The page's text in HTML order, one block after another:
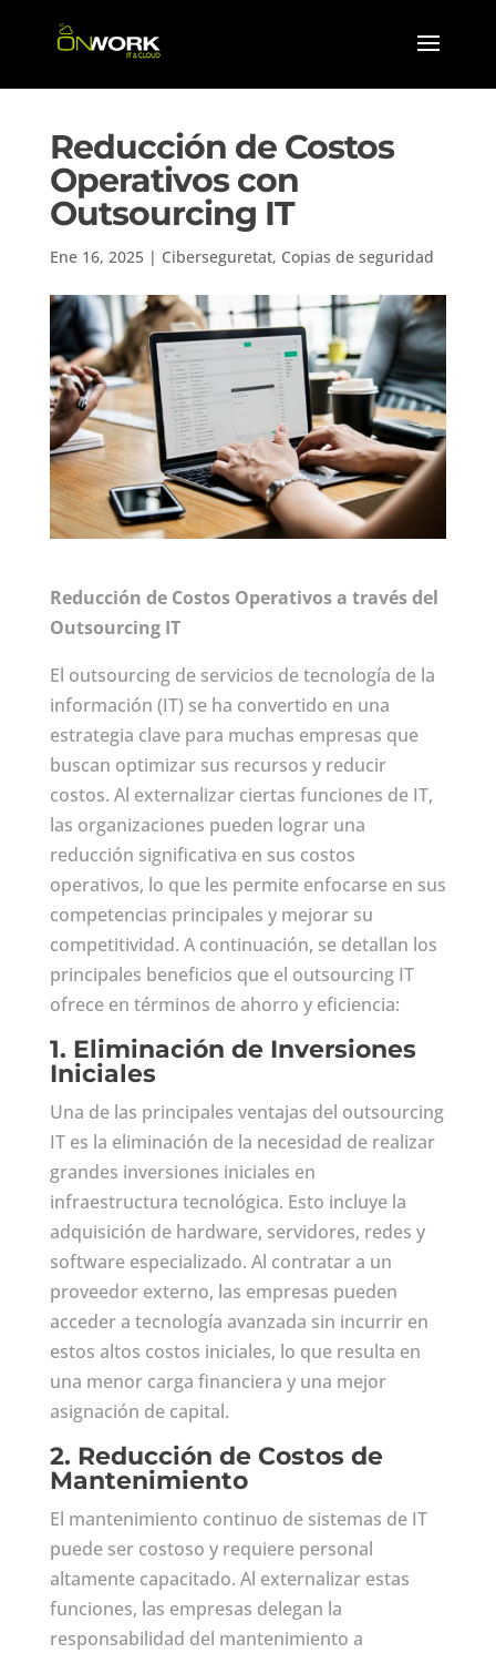
Reducción de Costos
Operativos con
Outsourcing IT
Ene 16, 2025| Ciberseguretat, Copias de seguridad
Reducción de Costos Operativos a través del
Outsourcing IT
El outsourcing de servicios de tecnología de la
información (IT) se ha convertido en una
estrategia clave para muchas empresas que
buscan optimizar sus recursos y reducir
costos. Al externalizar ciertas funciones de IT,
las organizaciones pueden lograr una
reducción significativa en sus costos
operativos, lo que les permite enfocarse en sus
competencias principales y mejorar su
competitividad. A continuación, se detallan los
principales beneficios que el outsourcing IT
ofrece en términos de ahorro y eficiencia:
1. Eliminación de Inversiones
Iniciales
Una de las principales ventajas del outsourcing
IT es la eliminación de la necesidad de realizar
grandes inversiones iniciales en
infraestructura tecnológica. Esto incluye la
adquisición de hardware, servidores, redes y
software especializado. Al contratar a un
proveedor externo, las empresas pueden
acceder a tecnología avanzada sin incurrir en
estos altos costos iniciales, lo que resulta en
una menor carga financiera y una mejor
asignación de capital.
2. Reducción de Costos de
Mantenimiento
El mantenimiento continuo de sistemas de IT
puede ser costoso y requiere personal
altamente capacitado. Al externalizar estas
funciones, las empresas delegan la
responsabilidad del mantenimiento a